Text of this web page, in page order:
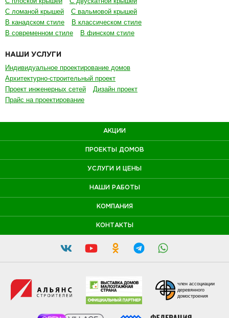
С ломаной крышей
С вальмовой крышей
В канадском стиле
В классическом стиле
В современном стиле
В финском стиле
НАШИ УСЛУГИ
Индивидуальное проектирование домов
Архитектурно-строительный проект
Проект инженерных сетей
Дизайн проект
Прайс на проектирование
АКЦИИ
ПРОЕКТЫ ДОМОВ
УСЛУГИ И ЦЕНЫ
НАШИ РАБОТЫ
КОМПАНИЯ
КОНТАКТЫ
член ассоциации
деревянного
домостроения